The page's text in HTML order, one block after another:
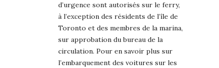
d’urgence sont autorisés sur le ferry,
à l’exception des résidents de l’île de
Toronto et des membres de la marina,
sur approbation du bureau de la
circulation. Pour en savoir plus sur
l’embarquement des voitures sur les